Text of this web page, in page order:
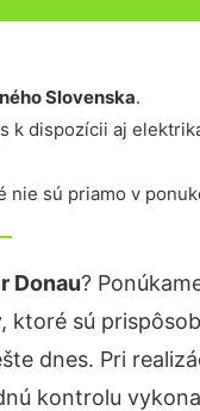
Slovenska.
k dispozícii aj
nie sú priamo v
Donau?
sú
dnes. Pri
kontrolu